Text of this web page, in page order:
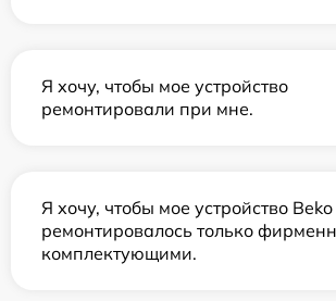
Я хочу, чтобы мое устройство
ремонтировали при мне.
Я хочу, чтобы мое устройство Beko
ремонтировалось только
комплектующими.